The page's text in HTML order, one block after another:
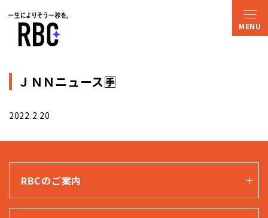
ＪＮＮニュース🈐
2022.2.20
RBCのご案内